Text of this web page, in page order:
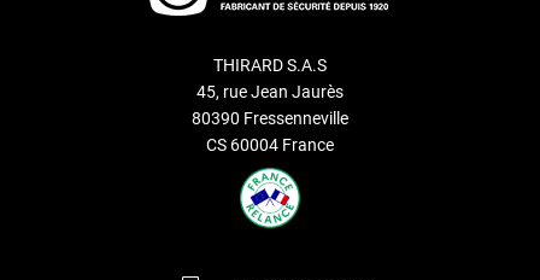
THIRARD S.A.S
45, rue Jean Jaurès
80390 Fressenneville
CS 60004 France